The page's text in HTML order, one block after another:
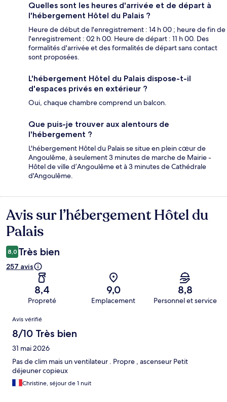
Quelles sont les heures d'arrivée et de départ à
l'hébergement Hôtel du Palais ?
Heure de début de l'enregistrement : 14 h 00 ; heure de fin de
l'enregistrement : 02 h 00. Heure de départ : 11 h 00. Des
formalités d'arrivée et des formalités de départ sans contact
sont proposées.
L'hébergement Hôtel du Palais dispose-t-il
d'espaces privés en extérieur ?
Oui, chaque chambre comprend un balcon.
Que puis-je trouver aux alentours de
l'hébergement ?
L'hébergement Hôtel du Palais se situe en plein cœur de
Angoulême, à seulement 3 minutes de marche de Mairie -
Hôtel de ville d’Angoulême et à 3 minutes de Cathédrale
d'Angoulême.
Avis
Avis sur l’hébergement Hôtel du
Palais
8,0 Très bien
257 avis
8,4
Propreté
9,0
Emplacement
8,8
Personnel et service
Avis
Avis vérifié
8/10 Très bien
31 mai 2026
Pas de clim mais un ventilateur . Propre , ascenseur Petit
déjeuner copieux
Christine, séjour de 1 nuit